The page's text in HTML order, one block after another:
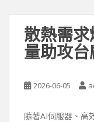
散熱需
量助攻
2026-06-05
隨著AI伺服器、高